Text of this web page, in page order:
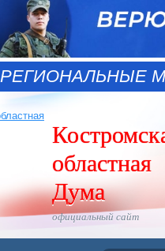
РЕГИОНАЛЬНЫЕ
областная
Дума
официальный сайт